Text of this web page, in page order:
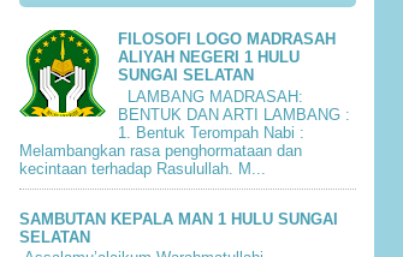
FILOSOFI LOGO MADRASAH
ALIYAH NEGERI 1 HULU
SUNGAI SELATAN
LAMBANG MADRASAH:
BENTUK DAN ARTI LAMBANG :
1. Bentuk Terompah Nabi :
Melambangkan rasa penghormataan dan
kecintaan terhadap Rasulullah. M...
SAMBUTAN KEPALA MAN 1 HULU SUNGAI
SELATAN